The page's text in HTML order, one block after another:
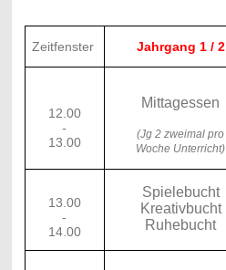
Zeitfenster Jahrgang 1 / 2
12.00
-
13.00
Mittagessen
(Jg 2 zweimal pro
Woche Unterricht)
13.00
-
14.00
Spielebucht
Kreativbucht
Ruhebucht